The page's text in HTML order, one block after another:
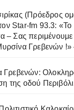
(Πρόεδρος
Star-fm 93.3: «Το
– Σας
Γρεβενών
Γρεβενών:
της οδού